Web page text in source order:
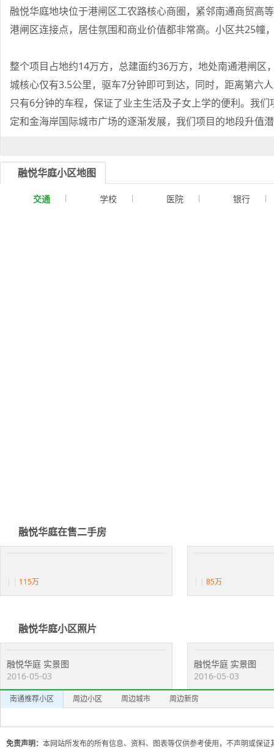
融悦华庭地块位于港闸区工农路核心商圈，紧邻南通商贸高
港闸区连接点，居住氛围和商业价值都非常高。小区共25
整个项目占地约14万方，总建面约36万方，地处南通港闸
城核心仅有3.5公里，驱车7分钟即可到达，同时，距离第六
只有6分钟的车程，保证了业主生活及子女上学的便利。我
定和金海岸国际城市广场的逐渐发展，我们项目的地段升值
融悦华庭小区地图
交通 学校 医院 银行
融悦华庭在售二手房
115万 85万
融悦华庭小区照片
融悦华庭 实景图
2016-05-03
融悦华庭 实景图
2016-05-03
南通推荐小区 周边小区 周边城市 周边新房
免责声明： 本网站所发布的所有信息、资料、图表等仅供参考使用，不声明或保